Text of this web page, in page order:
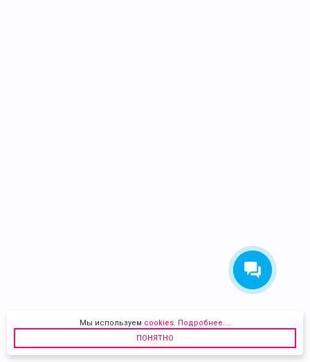
Мы используем cookies. Подробнее....
ПОНЯТНО